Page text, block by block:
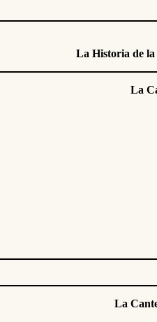
La Historia de
La
La